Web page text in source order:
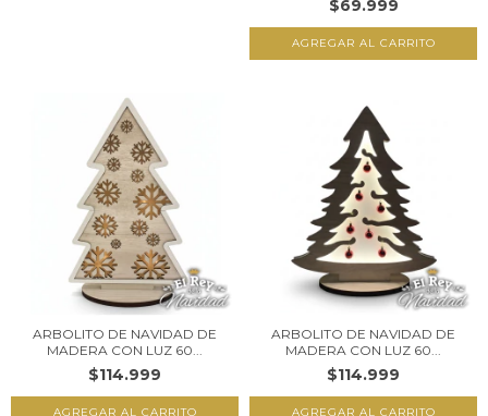
$69.999
ARBOLITO DE NAVIDAD DE
MADERA CON LUZ 60...
$114.999
ARBOLITO DE NAVIDAD DE
MADERA CON LUZ 60...
$114.999